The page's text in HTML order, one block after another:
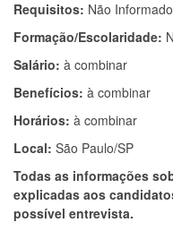
Requisitos: Não Informado
Formação/Escolaridade:
Salário: à combinar
Benefícios: à combinar
Horários: à combinar
Local: São Paulo/SP
Todas as informações
explicadas aos
possível entrevista.